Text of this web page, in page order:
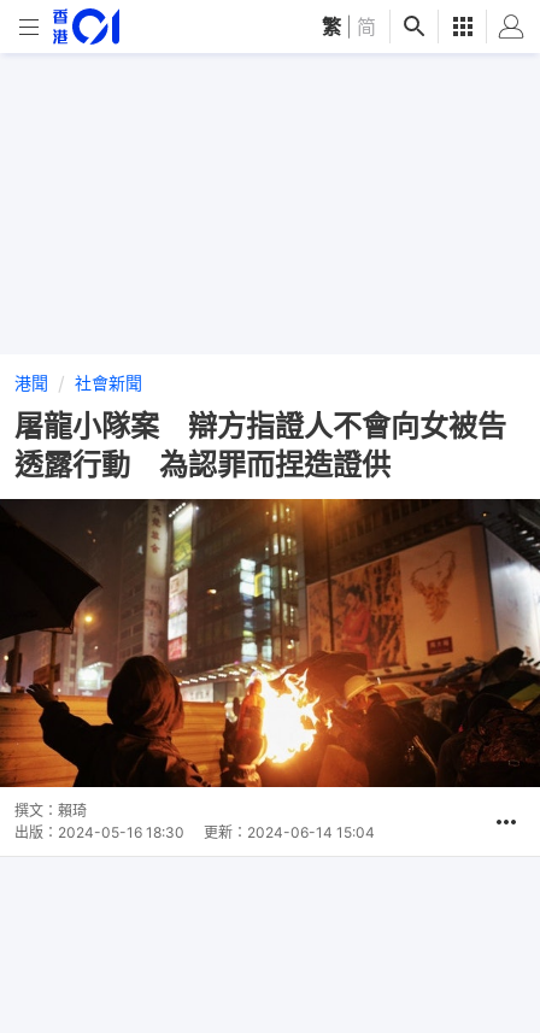
繁 简
港聞 社會新聞
屠龍小隊案 辯方指證人不會向女被告
透露行動 為認罪而捏造證供
撰文： 賴琦
出版： 2024-05-16 18:30 更新： 2024-06-14 15:04